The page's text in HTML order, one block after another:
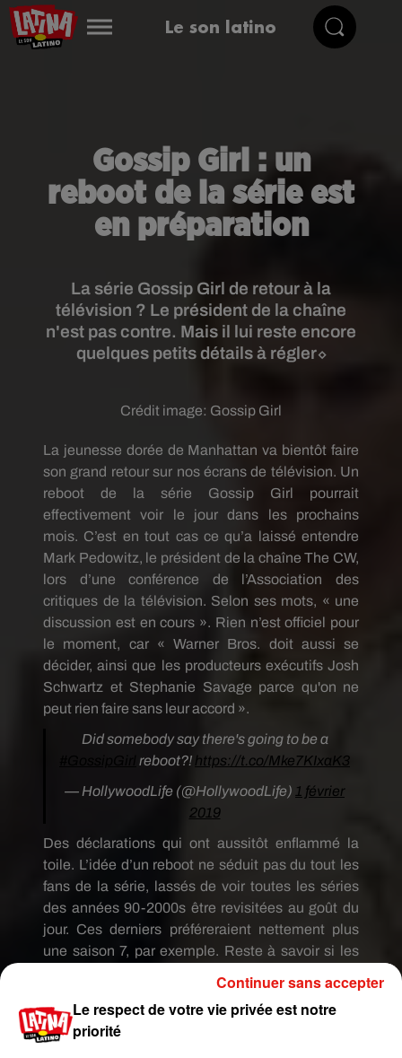
Le son latino
Gossip Girl : un
reboot de la série est
en préparation
La série Gossip Girl de retour à la
télévision ? Le président de la chaîne
n'est pas contre. Mais il lui reste encore
quelques petits détails à régler⬦
Crédit image: Gossip Girl
La jeunesse dorée de Manhattan va bientôt faire
son grand retour sur nos écrans de télévision. Un
reboot de la série
Gossip
Girl pourrait
effectivement voir le jour dans les prochains
mois. C’est en tout cas ce qu’a laissé entendre
Mark Pedowitz, le président de la chaîne The CW,
lors d’une conférence de l’Association des
critiques de la télévision. Selon ses mots, « une
discussion est en cours ». Rien n’est officiel pour
le moment, car « Warner Bros. doit aussi se
décider, ainsi que les producteurs exécutifs Josh
Schwartz et Stephanie Savage parce qu'on ne
peut rien faire sans leur accord ».
Did somebody say there's going to be a
reboot?! https://t.co/Mke7KIxaK3
— HollywoodLife (@HollywoodLife) 1 février
2019
Des déclarations qui ont aussitôt enflammé la
toile. L’idée d’un reboot ne séduit pas du tout les
fans de la série, lassés de voir toutes les séries
des années 90-2000s être revisitées au goût du
jour. Ces derniers préféreraient nettement plus
une saison 7, par exemple. Reste à savoir si les
ou
encore Chace Crawford seraient partants pour
reprendre leurs rôles…
Le respect de votre vie privée est notre
priorité
Continuer sans accepter